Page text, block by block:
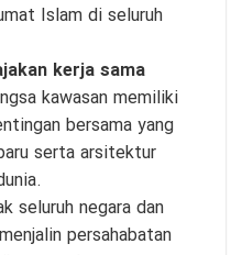
Islam di seluruh
kerja sama
kawasan memiliki
bersama yang
serta arsitektur
seluruh negara dan
persahabatan